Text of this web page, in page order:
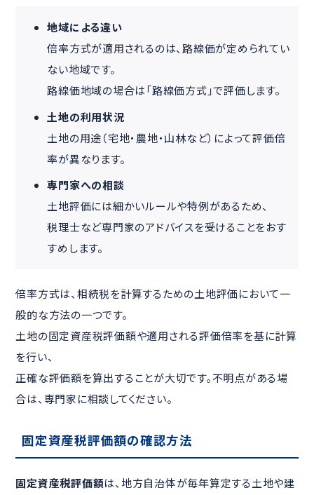
地域による違い
倍率方式が適用されるのは、路線価が定められてい
ない地域です。
路線価地域の場合は「路線価方式」で評価します。
土地の利用状況
土地の用途（宅地・農地・山林など）によって評価倍
率が異なります。
専門家への相談
土地評価には細かいルールや特例があるため、
税理士など専門家のアドバイスを受けることをおす
すめします。
倍率方式は、相続税を計算するための土地評価において一
般的な方法の一つです。
土地の固定資産税評価額や適用される評価倍率を基に計算
を行い、
正確な評価額を算出することが大切です。不明点がある場
合は、専門家に相談してください。
固定資産税評価額の確認方法
固定資産税評価額は、地方自治体が毎年算定する土地や建